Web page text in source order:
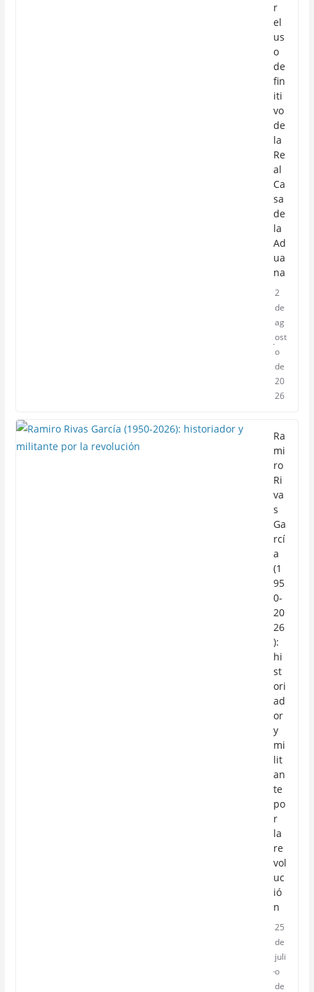
r
el
us
o
de
fin
iti
vo
de
la
Re
al
Ca
sa
de
la
Ad
ua
na
2
de
ag
ost
o
de
20
26
Ra
mi
ro
Ri
va
s
Ga
rcí
a
(1
95
0-
20
26
):
hi
st
ori
ad
or
y
mi
lit
an
te
po
r
la
re
vol
uc
ió
n
25
de
juli
o
de